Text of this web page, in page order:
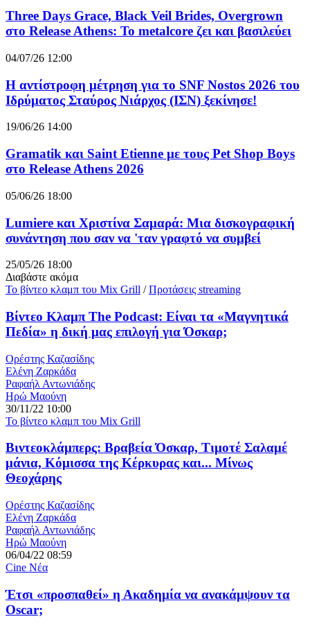
Three Days Grace, Black Veil Brides, Overgrown
στο Release Athens: Το metalcore ζει και βασιλεύει
04/07/26 12:00
Η αντίστροφη μέτρηση για το SNF Nostos 2026 του
Ιδρύματος Σταύρος Νιάρχος (ΙΣΝ) ξεκίνησε!
19/06/26 14:00
Gramatik και Saint Etienne με τους Pet Shop Boys
στο Release Athens 2026
05/06/26 18:00
Lumiere και Χριστίνα Σαμαρά: Μια δισκογραφική
συνάντηση που σαν να 'ταν γραφτό να συμβεί
25/05/26 18:00
Διαβάστε ακόμα
Το βίντεο κλαμπ του Mix Grill /Προτάσεις streaming
Βίντεο Κλαμπ The Podcast: Είναι τα «Μαγνητικά
Πεδία» η δική μας επιλογή για Όσκαρ;
Ορέστης Καζασίδης
Ελένη Ζαρκάδα
Ραφαήλ Αντωνιάδης
Ηρώ Μαούνη
30/11/22 10:00
Το βίντεο κλαμπ του Mix Grill
Βιντεοκλάμπερς: Βραβεία Όσκαρ, Τιμοτέ Σαλαμέ
μάνια, Κόμισσα της Κέρκυρας και... Μίνως
Θεοχάρης
Ορέστης Καζασίδης
Ελένη Ζαρκάδα
Ραφαήλ Αντωνιάδης
Ηρώ Μαούνη
06/04/22 08:59
Cine Νέα
Έτσι «προσπαθεί» η Ακαδημία να ανακάμψουν τα
Oscar;